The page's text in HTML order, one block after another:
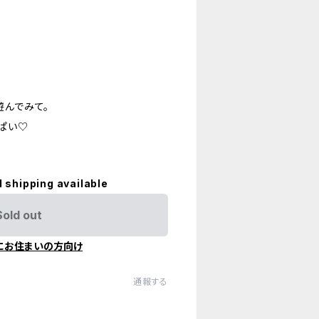
でみて。
い♡
shipping available
out
お住まいの方向け
通報する